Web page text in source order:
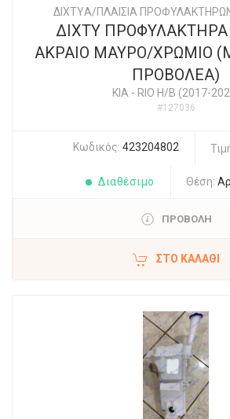
ΔΙΧΤYΑ/ΠΛΑΙΣΙΑ
ΔΙΧΤΥ
ΑΚΡΑΙΟ ΜΑΥΡΟ/ΧΡΩΜΙΟ
ΠΡΟΒΟΛΕΑ)
KIA - RIO Η/Β (2017-
#127036
Κωδικός: 423204802
Διαθέσιμο Θέση:
ΠΡΟΒΟΛΗ
ΣΤΟ ΚΑΛΆΘΙ